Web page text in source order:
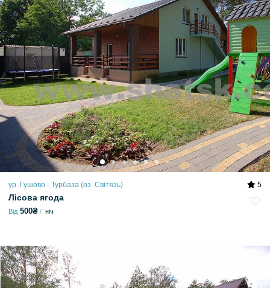
ур. Гушово - Турбаза (оз. Світязь) 5
Лісова ягода
Від 500₴ ніч